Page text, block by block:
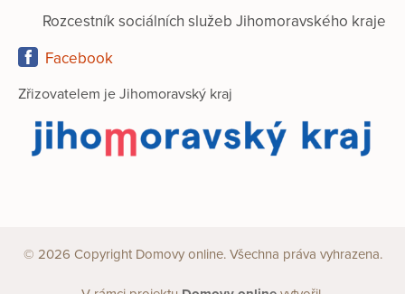
Rozcestník sociálních služeb Jihomoravského kraje
Facebook
Zřizovatelem je Jihomoravský kraj
© 2026 Copyright Domovy online. Všechna práva vyhrazena.